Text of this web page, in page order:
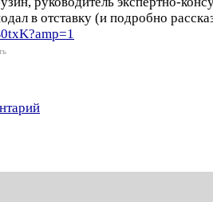
в отставку (и подробно